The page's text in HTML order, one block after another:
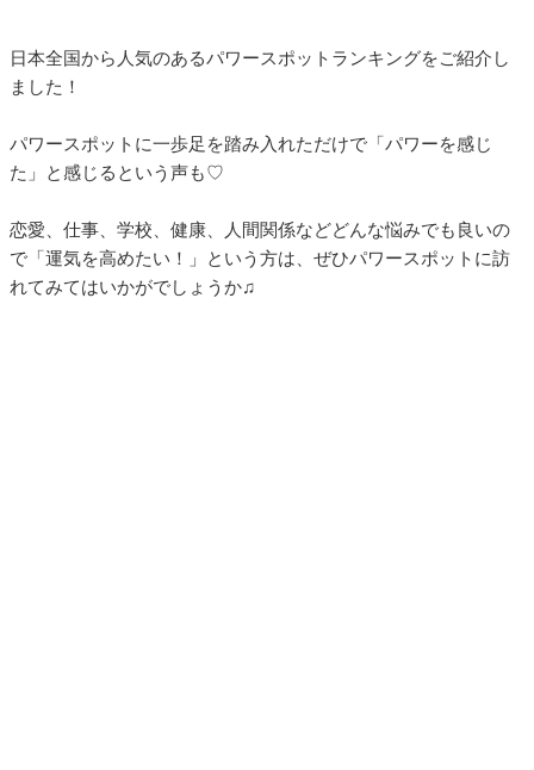
日本全国から人気のあるパワースポットランキングをご紹介し
ました！
パワースポットに一歩足を踏み入れただけで「パワーを感じ
た」と感じるという声も♡
恋愛、仕事、学校、健康、人間関係などどんな悩みでも良いの
で「運気を高めたい！」という方は、ぜひパワースポットに訪
れてみてはいかがでしょうか♫